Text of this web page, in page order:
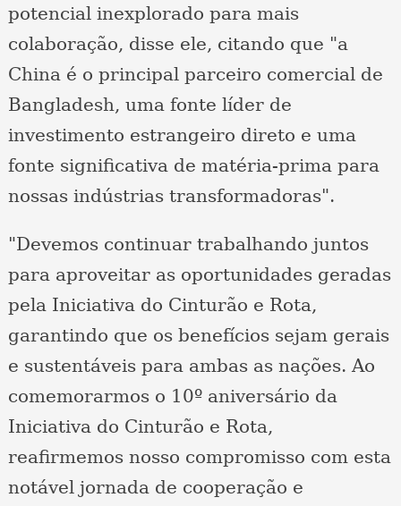
potencial inexplorado para mais
colaboração, disse ele, citando que "a
China é o principal parceiro comercial de
Bangladesh, uma fonte líder de
investimento estrangeiro direto e uma
fonte significativa de matéria-prima para
nossas indústrias transformadoras".
"Devemos continuar trabalhando juntos
para aproveitar as oportunidades geradas
pela Iniciativa do Cinturão e Rota,
garantindo que os benefícios sejam gerais
e sustentáveis para ambas as nações. Ao
comemorarmos o 10º aniversário da
Iniciativa do Cinturão e Rota,
reafirmemos nosso compromisso com esta
notável jornada de cooperação e